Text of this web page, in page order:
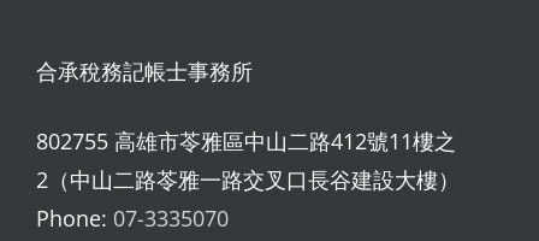
合承稅務記帳士事務所
802755 高雄市苓雅區中山二路412號11樓之
2（中山二路苓雅一路交叉口長谷建設大樓）
Phone: 07-3335070